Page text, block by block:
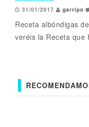
31/01/2017 garripo
Receta albóndigas
veréis la Receta que